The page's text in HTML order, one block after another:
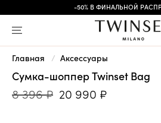
-50% В ФИНАЛЬНОЙ
Главная Аксессуары
Сумка-шоппер Twinset Bag
8 396 ₽ 20 990 ₽